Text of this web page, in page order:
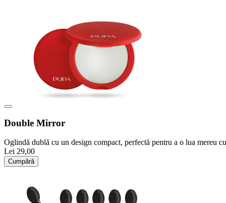
Double Mirror
Oglindă dublă cu un design compact, perfectă pentru a o lua mereu
Lei 29,00
Cumpără